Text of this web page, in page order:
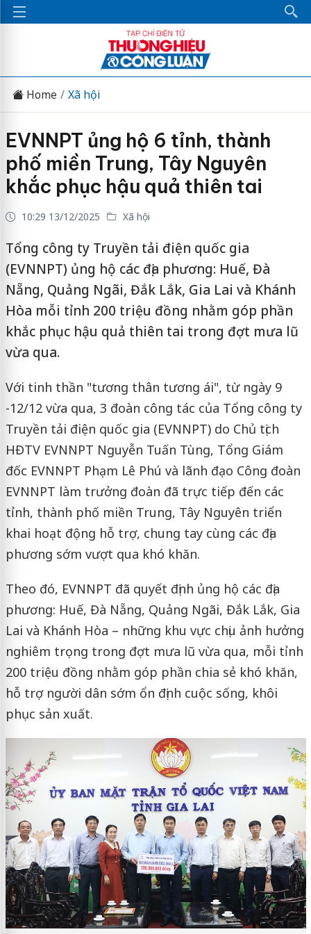
Home Xã hội
EVNNPT ủng hộ 6 tỉnh, thành
phố miền Trung, Tây Nguyên
khắc phục hậu quả thiên tai
10:29 13/12/2025 Xã hội
Tổng công ty Truyền tải điện quốc gia
(EVNNPT) ủng hộ các địa phương: Huế, Đà
Nẵng, Quảng Ngãi, Đắk Lắk, Gia Lai và Khánh
Hòa mỗi tỉnh 200 triệu đồng nhằm góp phần
khắc phục hậu quả thiên tai trong đợt mưa lũ
vừa qua.
Với tinh thần "tương thân tương ái", từ ngày 9
-12/12 vừa qua, 3 đoàn công tác của Tổng công ty
Truyền tải điện quốc gia (EVNNPT) do Chủ tịch
HĐTV EVNNPT Nguyễn Tuấn Tùng, Tổng Giám
đốc EVNNPT Phạm Lê Phú và lãnh đạo Công đoàn
EVNNPT làm trưởng đoàn đã trực tiếp đến các
tỉnh, thành phố miền Trung, Tây Nguyên triển
khai hoạt động hỗ trợ, chung tay cùng các địa
phương sớm vượt qua khó khăn.
Theo đó, EVNNPT đã quyết định ủng hộ các địa
phương: Huế, Đà Nẵng, Quảng Ngãi, Đắk Lắk, Gia
Lai và Khánh Hòa – những khu vực chịu ảnh hưởng
nghiêm trọng trong đợt mưa lũ vừa qua, mỗi tỉnh
200 triệu đồng nhằm góp phần chia sẻ khó khăn,
hỗ trợ người dân sớm ổn định cuộc sống, khôi
phục sản xuất.